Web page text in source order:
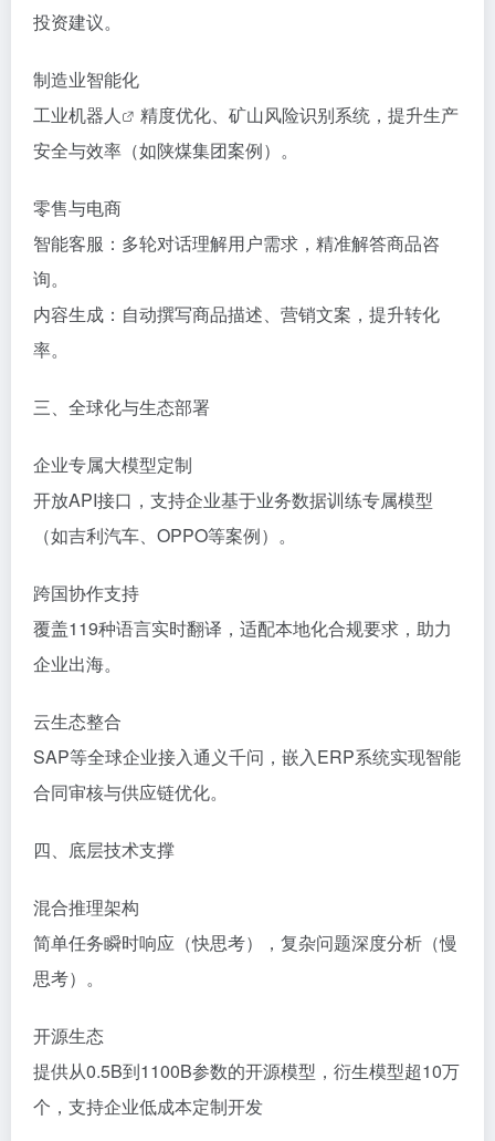
投资建议。
‌制造业智能化‌
工业机器人
精度优化、矿山风险识别系统，提升生产
安全与效率（如陕煤集团案例）。
‌零售与电商‌
‌智能客服‌：多轮对话理解用户需求，精准解答商品咨
询。
‌内容生成‌：自动撰写商品描述、营销文案，提升转化
率。
三、全球化与生态部署‌
‌企业专属大模型定制‌
开放API接口，支持企业基于业务数据训练专属模型
（如吉利汽车、OPPO等案例）。
‌跨国协作支持‌
覆盖‌119种语言‌实时翻译，适配本地化合规要求，助力
企业出海。
‌云生态整合‌
SAP等全球企业接入通义千问，嵌入ERP系统实现智能
合同审核与供应链优化。
‌四、底层技术支撑‌
‌混合推理架构‌
简单任务瞬时响应（快思考），复杂问题深度分析（慢
思考）。
‌开源生态‌
提供从0.5B到1100B参数的开源模型，衍生模型超10万
个，支持企业低成本定制开发